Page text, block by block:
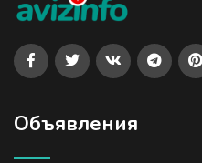
Объявления